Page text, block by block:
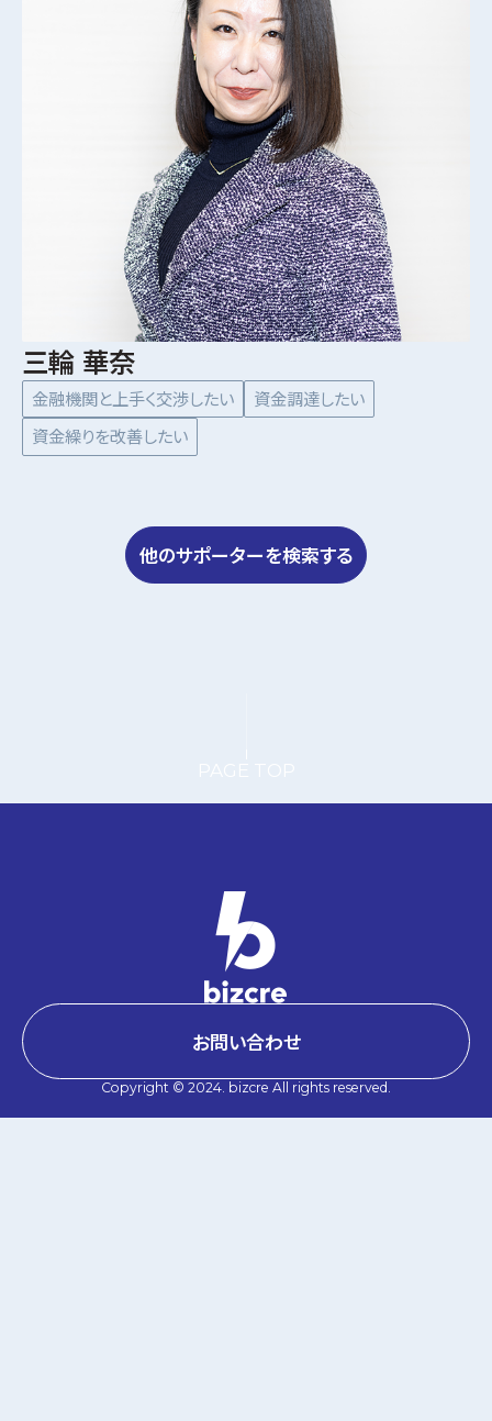
三輪 華奈
金融機関と上手く交渉したい
資金調達したい
資金繰りを改善したい
他のサポーターを検索する
お問い合わせ
Copyright © 2024. bizcre All rights reserved.